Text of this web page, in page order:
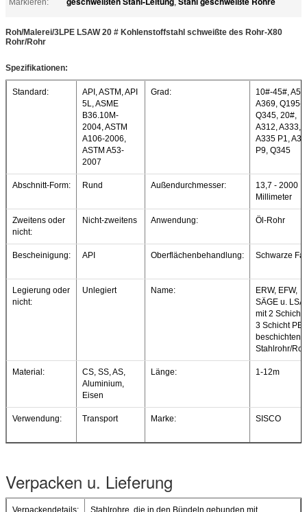
Markieren:
,
Roh/Malerei/3LPE LSAW 20 # Kohlenstoffstahl schweißte des Rohr-X80
Rohr/Rohr
Spezifikationen:
Standard:
API, ASTM, API
5L, ASME
B36.10M-
2004, ASTM
A106-2006,
ASTM A53-
2007
Grad:
10#-45#,
A369, Q195-
Q345, 20#,
A312, A333,
A335 P1,
P9, Q345
Abschnitt-Form: Rund Außendurchmesser:
13,7 - 2000
Millimeter
Zweitens oder
nicht:
Nicht-zweitens Anwendung: Öl-Rohr
Bescheinigung: API Oberflächenbehandlung: Schwarze
Legierung oder
nicht:
Unlegiert Name:
ERW, EFW,
SÄGE u.
mit 2 Schicht
3 Schicht PET
Stahlrohr/
Material:
CS, SS, AS,
Aluminium,
Eisen
Länge: 1-12m
Verwendung: Transport Marke: SISCO
Verpacken u. Lieferung
Verpackendetails: Stahlrohre, die in den Bündeln gebunden mit